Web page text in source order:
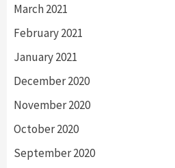
March 2021
February 2021
January 2021
December 2020
November 2020
October 2020
September 2020